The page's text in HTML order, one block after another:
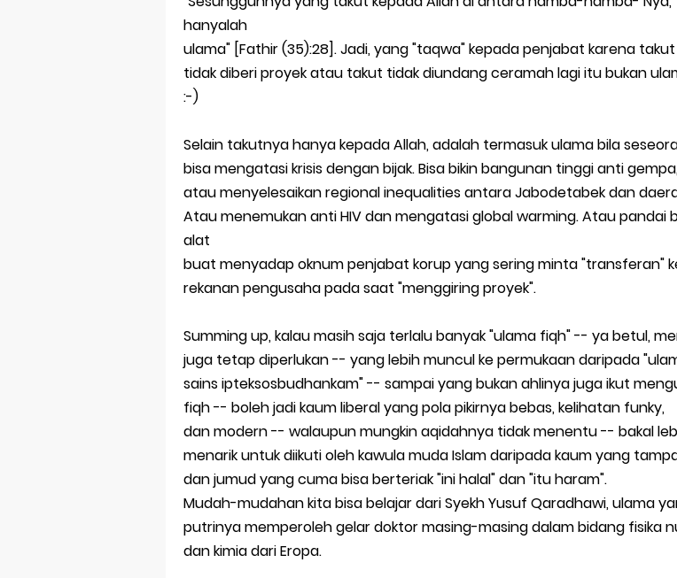
hanyalah
ulama" [Fathir (35):28]. Jadi, yang "taqwa" kepada penjabat karena takut
tidak diberi proyek atau takut tidak diundang ceramah lagi itu bukan
:-)
Selain takutnya hanya kepada Allah, adalah termasuk ulama bila
bisa mengatasi krisis dengan bijak. Bisa bikin bangunan tinggi anti
atau menyelesaikan regional inequalities antara Jabodetabek dan
Atau menemukan anti HIV dan mengatasi global warming. Atau pandai
alat
buat menyadap oknum penjabat korup yang sering minta "transferan"
rekanan pengusaha pada saat "menggiring proyek".
Summing up, kalau masih saja terlalu banyak "ulama fiqh" -- ya betul,
juga tetap diperlukan -- yang lebih muncul ke permukaan daripada
sains ipteksosbudhankam" -- sampai yang bukan ahlinya juga ikut
fiqh -- boleh jadi kaum liberal yang pola pikirnya bebas, kelihatan funky,
dan modern -- walaupun mungkin aqidahnya tidak menentu -- bakal
menarik untuk diikuti oleh kawula muda Islam daripada kaum yang
dan jumud yang cuma bisa berteriak "ini halal" dan "itu haram".
Mudah-mudahan kita bisa belajar dari Syekh Yusuf Qaradhawi, ulama
putrinya memperoleh gelar doktor masing-masing dalam bidang fisika
dan kimia dari Eropa.